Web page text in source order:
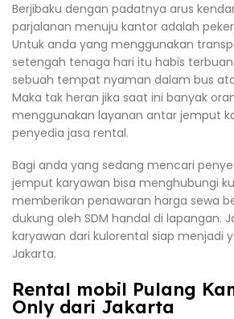
Berjibaku dengan padatnya arus
parjalanan menuju kantor adalah
Untuk anda yang menggunakan
setengah tenaga hari itu habis
sebuah tempat nyaman dalam bus
Maka tak heran jika saat ini banyak
menggunakan layanan antar jemput
penyedia jasa rental.
Bagi anda yang sedang mencari
jemput karyawan bisa menghubungi
memberikan penawaran harga sewa
dukung oleh SDM handal di lapangan.
karyawan dari kulorental siap menjadi
Jakarta.
Rental mobil Pulang
Only dari Jakarta